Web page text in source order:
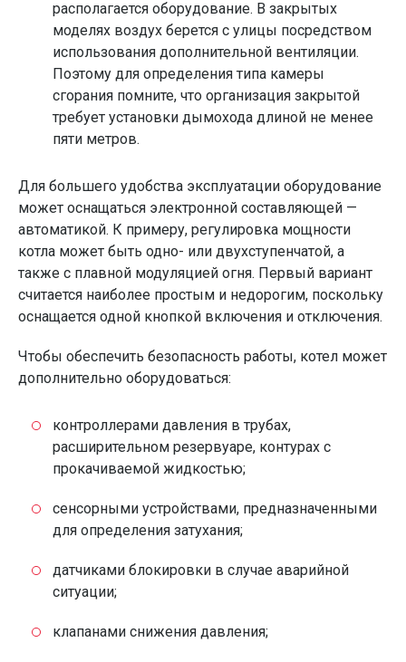
располагается оборудование. В закрытых
моделях воздух берется с улицы посредством
использования дополнительной вентиляции.
Поэтому для определения типа камеры
сгорания помните, что организация закрытой
требует установки дымохода длиной не менее
пяти метров.
Для большего удобства эксплуатации оборудование
может оснащаться электронной составляющей —
автоматикой. К примеру, регулировка мощности
котла может быть одно- или двухступенчатой, а
также с плавной модуляцией огня. Первый вариант
считается наиболее простым и недорогим, поскольку
оснащается одной кнопкой включения и отключения.
Чтобы обеспечить безопасность работы, котел может
дополнительно оборудоваться:
контроллерами давления в трубах,
расширительном резервуаре, контурах с
прокачиваемой жидкостью;
сенсорными устройствами, предназначенными
для определения затухания;
датчиками блокировки в случае аварийной
ситуации;
клапанами снижения давления;